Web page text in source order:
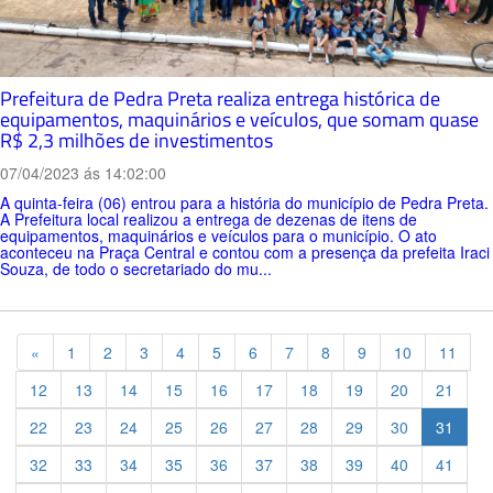
Prefeitura de Pedra Preta realiza entrega histórica de
equipamentos, maquinários e veículos, que somam quase
R$ 2,3 milhões de investimentos
07/04/2023 ás 14:02:00
A quinta-feira (06) entrou para a história do município de Pedra Preta.
A Prefeitura local realizou a entrega de dezenas de itens de
equipamentos, maquinários e veículos para o município. O ato
aconteceu na Praça Central e contou com a presença da prefeita Iraci
Souza, de todo o secretariado do mu...
« Previous
1 2 3 4 5 6 7 8 9 10
11
12
13 14 15 16 17 18 19 20
21
22
23 24 25 26 27 28 29 30
31
32
33 34 35 36 37 38 39 40
41